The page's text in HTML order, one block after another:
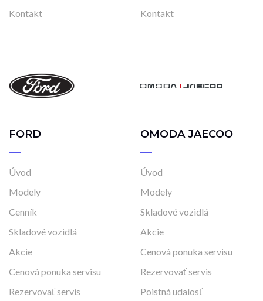
Kontakt
Kontakt
FORD
Úvod
Modely
Cenník
Skladové vozidlá
Akcie
Cenová ponuka servisu
Rezervovať servis
OMODA JAECOO
Úvod
Modely
Skladové vozidlá
Akcie
Cenová ponuka servisu
Rezervovať servis
Poistná udalosť